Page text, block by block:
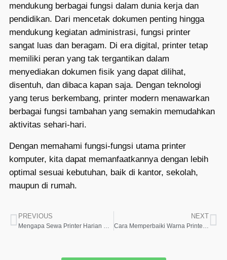
mendukung berbagai fungsi dalam dunia kerja dan
pendidikan. Dari mencetak dokumen penting hingga
mendukung kegiatan administrasi, fungsi printer
sangat luas dan beragam. Di era digital, printer tetap
memiliki peran yang tak tergantikan dalam
menyediakan dokumen fisik yang dapat dilihat,
disentuh, dan dibaca kapan saja. Dengan teknologi
yang terus berkembang, printer modern menawarkan
berbagai fungsi tambahan yang semakin memudahkan
aktivitas sehari-hari.
Dengan memahami fungsi-fungsi utama printer
komputer, kita dapat memanfaatkannya dengan lebih
optimal sesuai kebutuhan, baik di kantor, sekolah,
maupun di rumah.
PREVIOUS NEXT